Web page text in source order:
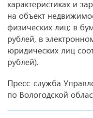
характеристиках и
на объект
физических лиц: в
рублей, в
юридических лиц
рублей).
Пресс-служба
по Вологодской